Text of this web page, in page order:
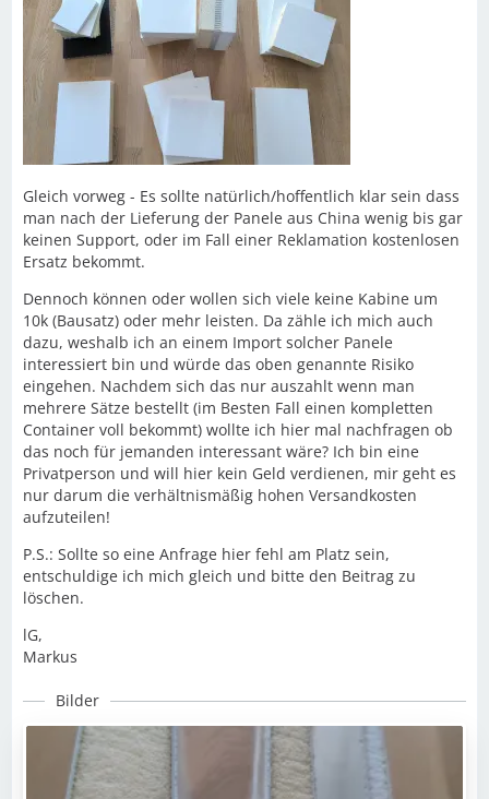
Gleich vorweg - Es sollte natürlich/hoffentlich klar sein dass
man nach der Lieferung der Panele aus China wenig bis gar
keinen Support, oder im Fall einer Reklamation kostenlosen
Ersatz bekommt.
Dennoch können oder wollen sich viele keine Kabine um
10k (Bausatz) oder mehr leisten. Da zähle ich mich auch
dazu, weshalb ich an einem Import solcher Panele
interessiert bin und würde das oben genannte Risiko
eingehen. Nachdem sich das nur auszahlt wenn man
mehrere Sätze bestellt (im Besten Fall einen kompletten
Container voll bekommt) wollte ich hier mal nachfragen ob
das noch für jemanden interessant wäre? Ich bin eine
Privatperson und will hier kein Geld verdienen, mir geht es
nur darum die verhältnismäßig hohen Versandkosten
aufzuteilen!
P.S.: Sollte so eine Anfrage hier fehl am Platz sein,
entschuldige ich mich gleich und bitte den Beitrag zu
löschen.
lG,
Markus
Bilder